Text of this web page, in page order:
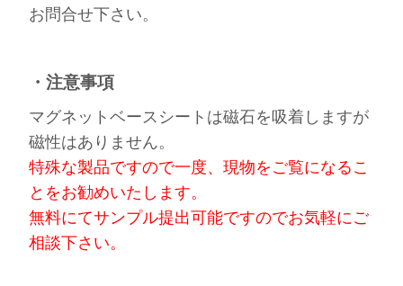
お問合せ下さい。
・注意事項
マグネットベースシートは磁石を吸着しますが
磁性はありません。
特殊な製品ですので一度、現物をご覧になるこ
とをお勧めいたします。
無料にてサンプル提出可能ですのでお気軽にご
相談下さい。